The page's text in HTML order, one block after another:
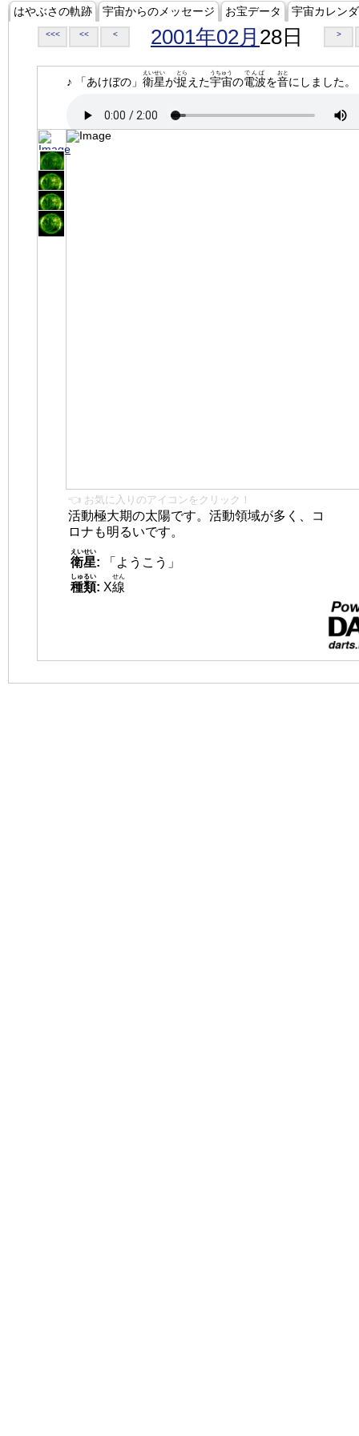
はやぶさの軌跡 宇宙からのメッセージ お宝データ 宇宙カレン
<<< << < 2001年02月 28日 >
♪ 「あけぼの」 衛星
えいせい
が捉
とら
えた宇宙
うちゅう
の電波
でんぱ
を音
おと
にしました。
👈 お気に入りのアイコンをクリック！
活動極大期の太陽です。活動領域が多く、コ
ロナも明るいです。
衛星
えいせい
:
「ようこう」
種類
しゅるい
: X線
せん